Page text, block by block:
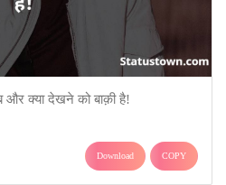
क्या देखने को बाक़ी है!
Download COPY